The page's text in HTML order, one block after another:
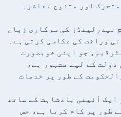
اور متنوع معاشرہ
نیدرلینڈز کی سرکاری زبان
وراثت کی عکاسی کرتی ہے۔
جو اپنی خوبصورت
دولت کے لیے مشہور ہے،
کے طور پر خدمات
ایک آئینی بادشاہت کے ساتھ
طور پر کام کرتا ہے، جس